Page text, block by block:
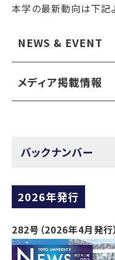
本学の最新動向は下記
NEWS & EVENT
メディア掲載情報
バックナンバー
2026年発行
282号（2026年4月発行）